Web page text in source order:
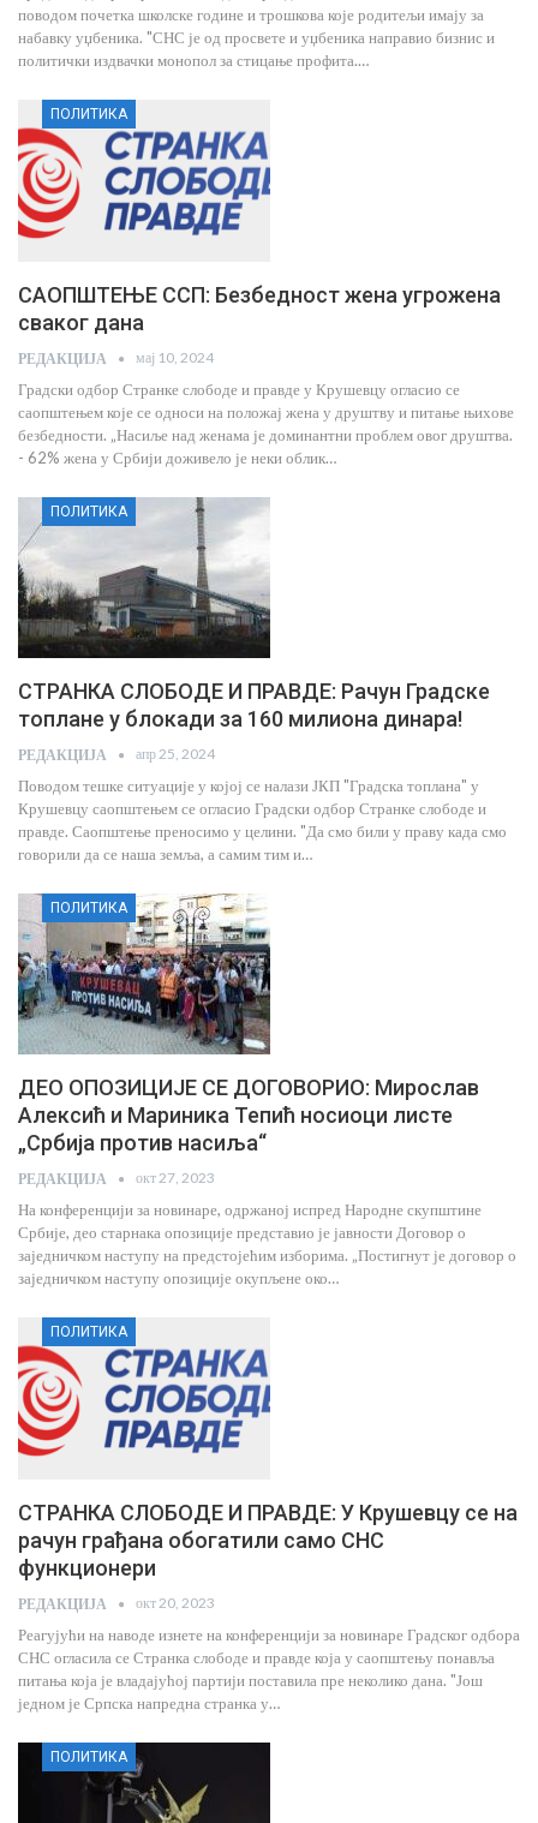
поводом почетка школске године и трошкова које родитељи имају за
набавку уџбеника. ​"СНС је од просвете и уџбеника направио бизнис и
политички издвачки монопол за стицање профита.…
ПОЛИТИКА
САОПШТЕЊЕ ССП: Безбедност жена угрожена
сваког дана
РЕДАКЦИЈА мај 10, 2024
Градски одбор Странке слободе и правде у Крушевцу огласио се
саопштењем које се односи на положај жена у друштву и питање њихове
безбедности. „Насиље над женама је доминантни проблем овог друштва.
- 62% жена у Србији доживело је неки облик…
ПОЛИТИКА
СТРАНКА СЛОБОДЕ И ПРАВДЕ: Рачун Градске
топлане у блокади за 160 милиона динара!
РЕДАКЦИЈА апр 25, 2024
Поводом тешке ситуације у којој се налази ЈКП "Градска топлана" у
Крушевцу саопштењем се огласио Градски одбор Странке слободе и
правде. Саопштење преносимо у целини. "Да смо били у праву када смо
говорили да се наша земља, а самим тим и…
ПОЛИТИКА
ДЕО ОПОЗИЦИЈЕ СЕ ДОГОВОРИО: Мирослав
Алексић и Мариника Тепић носиоци листе
„Србија против насиља“
РЕДАКЦИЈА окт 27, 2023
На конференцији за новинаре, одржаној испред Народне скупштине
Србије, део старнака опозиције представио је јавности Договор о
заједничком наступу на предстојећим изборима. „Постигнут је договор о
заједничком наступу опозиције окупљене око…
ПОЛИТИКА
СТРАНКА СЛОБОДЕ И ПРАВДЕ: У Крушевцу се на
рачун грађана обогатили само СНС
функционери
РЕДАКЦИЈА окт 20, 2023
Реагујући на наводе изнете на конференцији за новинаре Градског одбора
СНС огласила се Странка слободе и правде која у саопштењу понавља
питања која је владајућој партији поставила пре неколико дана. "Још
једном је Српска напредна странка у…
ПОЛИТИКА